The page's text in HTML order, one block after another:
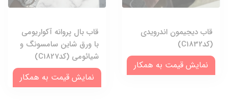
قاب دیجیمون اندرویدی
(کدC1832)
نمایش قیمت به همکار
قاب بال پروانه آکواریومی
با ورق شاین سامسونگ و
شیائومی (کدC1827)
نمایش قیمت به همکار